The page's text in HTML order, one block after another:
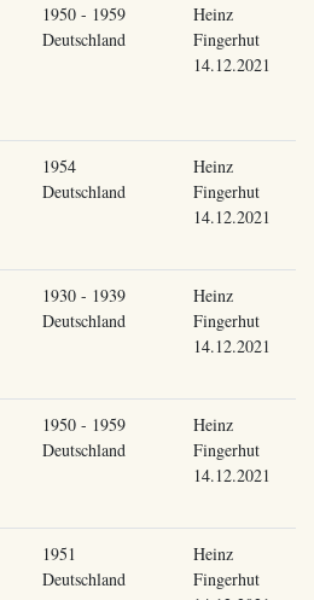
1950 - 1959
Deutschland
Heinz
Fingerhut
14.12.2021
1954
Deutschland
Heinz
Fingerhut
14.12.2021
1930 - 1939
Deutschland
Heinz
Fingerhut
14.12.2021
1950 - 1959
Deutschland
Heinz
Fingerhut
14.12.2021
1951
Deutschland
Heinz
Fingerhut